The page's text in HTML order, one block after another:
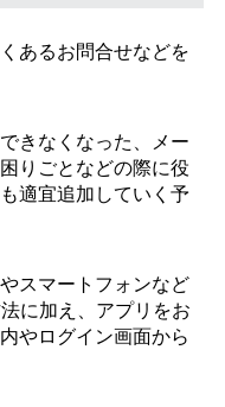
あるお問合せなどを
きなくなった、メー
りごとなどの際に役
適宜追加していく予
スマートフォンなど
に加え、アプリをお
やログイン画面から